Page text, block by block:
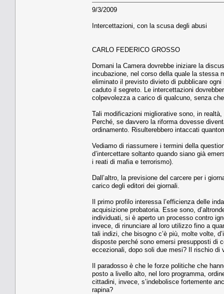
9/3/2009
Intercettazioni, con la scusa degli abusi
CARLO FEDERICO GROSSO
Domani la Camera dovrebbe iniziare la
incubazione, nel corso della quale la stessa
eliminato il previsto divieto di pubblicare
caduto il segreto. Le intercettazioni
colpevolezza a carico di qualcuno, senza
Tali modificazioni migliorative sono, in
Perché, se davvero la riforma dovesse
ordinamento. Risulterebbero intaccati
Vediamo di riassumere i termini della
d’intercettare soltanto quando siano già
i reati di mafia e terrorismo).
Dall’altro, la previsione del carcere per i
carico degli editori dei giornali.
Il primo profilo interessa l’efficienza delle
acquisizione probatoria. Esse sono,
individuati, si è aperto un processo contro
invece, di rinunciare al loro utilizzo fino a
tali indizi, che bisogno c’è più, molte volte,
disposte perché sono emersi presupposti di
eccezionali, dopo soli due mesi? Il rischio
Il paradosso è che le forze politiche che
posto a livello alto, nel loro programma,
cittadini, invece, s’indebolisce fortemente
rapina?